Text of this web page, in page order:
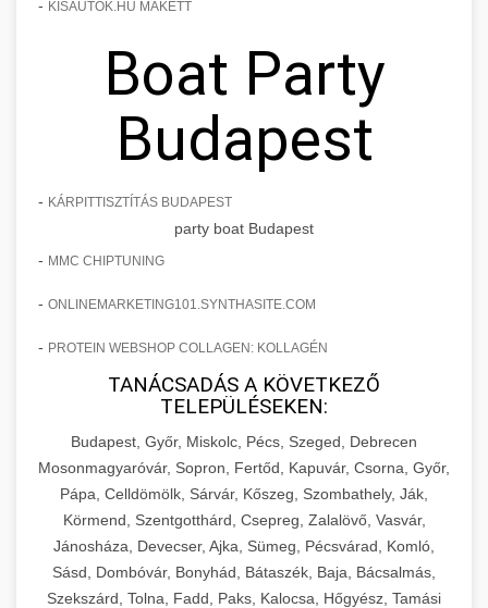
- KISAUTOK.HU MAKETT
Boat Party
Budapest
- KÁRPITTISZTÍTÁS BUDAPEST
party boat Budapest
- MMC CHIPTUNING
- ONLINEMARKETING101.SYNTHASITE.COM
- PROTEIN WEBSHOP COLLAGEN: KOLLAGÉN
TANÁCSADÁS A KÖVETKEZŐ
TELEPÜLÉSEKEN:
Budapest, Győr, Miskolc, Pécs, Szeged, Debrecen
Mosonmagyaróvár, Sopron, Fertőd, Kapuvár, Csorna, Győr,
Pápa, Celldömölk, Sárvár, Kőszeg, Szombathely, Ják,
Körmend, Szentgotthárd, Csepreg, Zalalövő, Vasvár,
Jánosháza, Devecser, Ajka, Sümeg, Pécsvárad, Komló,
Sásd, Dombóvár, Bonyhád, Bátaszék, Baja, Bácsalmás,
Szekszárd, Tolna, Fadd, Paks, Kalocsa, Hőgyész, Tamási